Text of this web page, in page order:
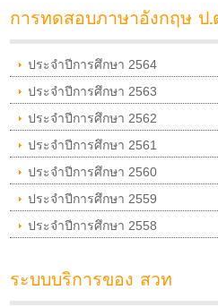
การทดสอบภาษาอังกฤษ ป
ประจำปีการศึกษา 2564
ประจำปีการศึกษา 2563
ประจำปีการศึกษา 2562
ประจำปีการศึกษา 2561
ประจำปีการศึกษา 2560
ประจำปีการศึกษา 2559
ประจำปีการศึกษา 2558
ระบบบริการของ สวท